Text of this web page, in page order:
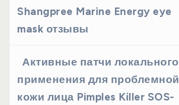
Shangpree Marine Energy eye
mask отзывы
Активные патчи локального
применения для проблемной
кожи лица Pimples Killer SOS-